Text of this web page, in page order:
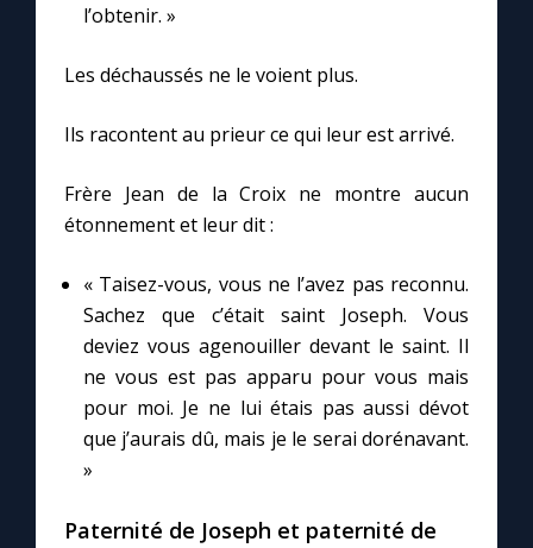
l’obtenir. »
Les déchaussés ne le voient plus.
Ils racontent au prieur ce qui leur est arrivé.
Frère Jean de la Croix ne montre aucun
étonnement et leur dit :
« Taisez-vous, vous ne l’avez pas reconnu.
Sachez que c’était saint Joseph. Vous
deviez vous agenouiller devant le saint. Il
ne vous est pas apparu pour vous mais
pour moi. Je ne lui étais pas aussi dévot
que j’aurais dû, mais je le serai dorénavant.
»
Paternité de Joseph et paternité de